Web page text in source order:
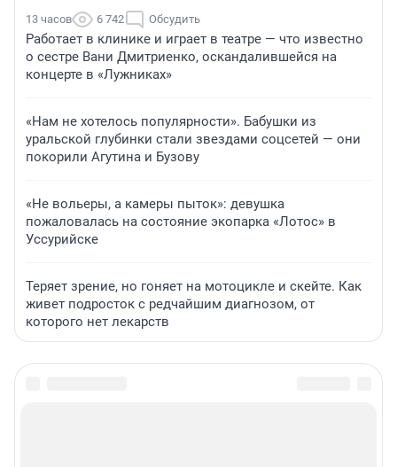
13 часов 6 742 Обсудить
Работает в клинике и играет в театре — что известно
о сестре Вани Дмитриенко, оскандалившейся на
концерте в «Лужниках»
«Нам не хотелось популярности». Бабушки из
уральской глубинки стали звездами соцсетей — они
покорили Агутина и Бузову
«Не вольеры, а камеры пыток»: девушка
пожаловалась на состояние экопарка «Лотос» в
Уссурийске
Теряет зрение, но гоняет на мотоцикле и скейте. Как
живет подросток с редчайшим диагнозом, от
которого нет лекарств